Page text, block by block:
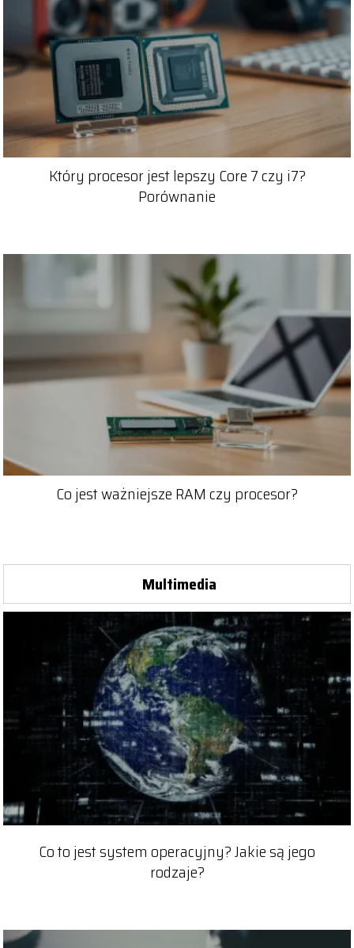
Który procesor jest lepszy Core 7 czy i7?
Porównanie
Co jest ważniejsze RAM czy procesor?
Multimedia
Co to jest system operacyjny? Jakie są jego
rodzaje?